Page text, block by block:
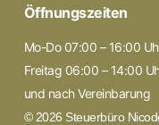
Öffnungszeiten
Mo-Do 07:00 – 16:00
Freitag 06:00 – 14:00
und nach Vereinbarung
© 2026 Steuerbüro